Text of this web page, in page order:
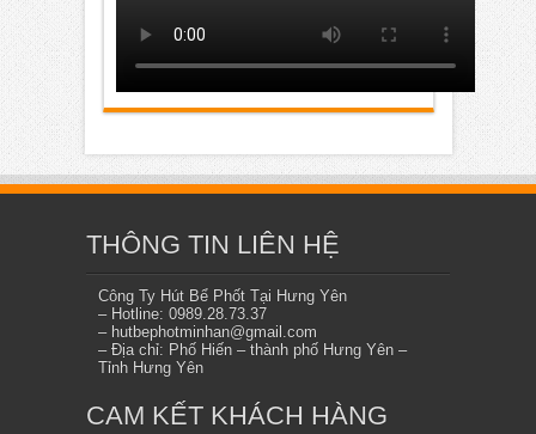
THÔNG TIN LIÊN HỆ
Công Ty Hút Bể Phốt Tại Hưng Yên
– Hotline: 0989.28.73.37
– hutbephotminhan@gmail.com
– Địa chỉ: Phố Hiến – thành phố Hưng Yên –
Tỉnh Hưng Yên
CAM KẾT KHÁCH HÀNG